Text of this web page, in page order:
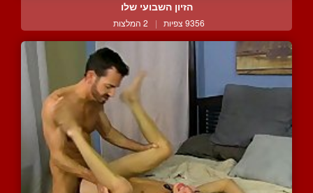
הזיון השבועי שלו
9356 צפיות | 2 המלצות